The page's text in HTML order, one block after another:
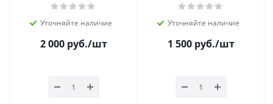
Уточняйте наличие
2 000руб./шт
Уточняйте наличие
1 500руб./шт